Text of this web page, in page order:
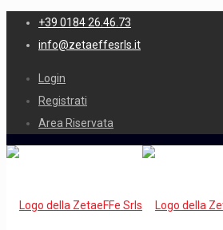
+39 0184 26.46.73
info@zetaeffesrls.it
Login
Registrati
Area Riservata